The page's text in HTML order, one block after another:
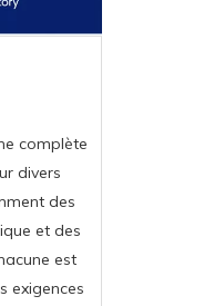
complète
divers
des
et des
est
exigences